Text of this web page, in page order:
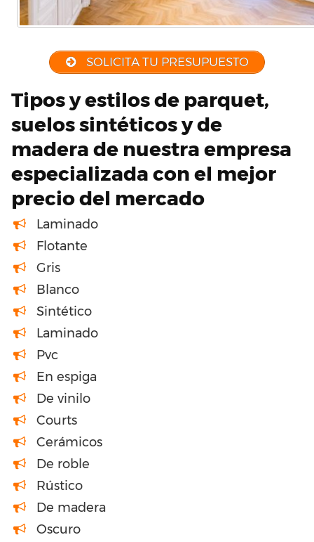
SOLICITA TU PRESUPUESTO
Tipos y estilos de parquet,
suelos sintéticos y de
madera de nuestra empresa
especializada con el mejor
precio del mercado
Laminado
Flotante
Gris
Blanco
Sintético
Laminado
Pvc
En espiga
De vinilo
Courts
Cerámicos
De roble
Rústico
De madera
Oscuro